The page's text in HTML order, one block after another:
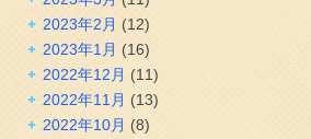
2023年2月 (12)
2023年1月 (16)
2022年12月 (11)
2022年11月 (13)
2022年10月 (8)